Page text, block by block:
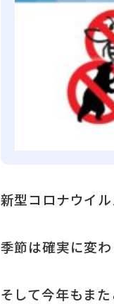
新型コロナウイ
季節は確実に変わ
そして今年もま